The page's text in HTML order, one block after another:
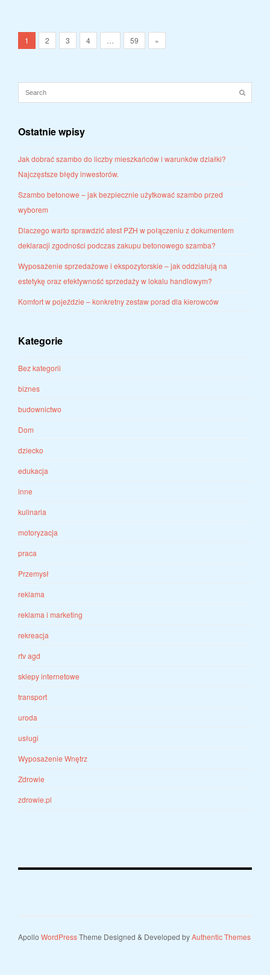
1 2 3 4 59 »
Ostatnie wpisy
Jak dobrać szambo do liczby mieszkańców i warunków działki?
Najczęstsze błędy inwestorów.
Szambo betonowe – jak bezpiecznie użytkować szambo przed
wyborem
Dlaczego warto sprawdzić atest PZH w połączeniu z dokumentem
deklaracji zgodności podczas zakupu betonowego szamba?
Wyposażenie sprzedażowe i ekspozytorskie – jak oddziałują na
estetykę oraz efektywność sprzedaży w lokalu handlowym?
Komfort w pojeździe – konkretny zestaw porad dla kierowców
Kategorie
Bez kategorii
biznes
budownictwo
Dom
dziecko
edukacja
inne
kulinaria
motoryzacja
praca
Przemysł
reklama
reklama i marketing
rekreacja
rtv agd
sklepy internetowe
transport
uroda
usługi
Wyposażenie Wnętrz
Zdrowie
zdrowie.pl
Apollo WordPressTheme Designed & Developed byAuthentic Themes